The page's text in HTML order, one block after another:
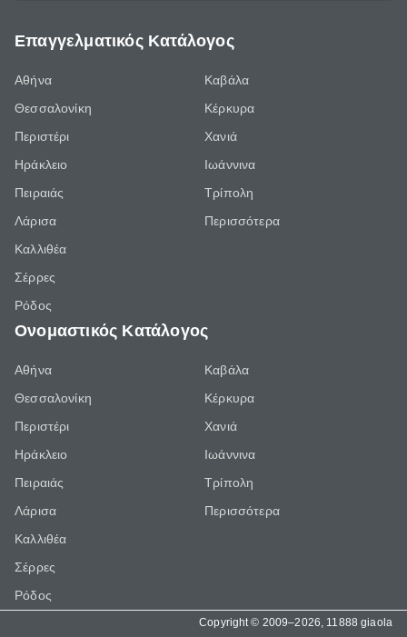
Επαγγελματικός Κατάλογος
Αθήνα
Θεσσαλονίκη
Περιστέρι
Ηράκλειο
Πειραιάς
Λάρισα
Καλλιθέα
Σέρρες
Ρόδος
Καβάλα
Κέρκυρα
Χανιά
Ιωάννινα
Τρίπολη
Περισσότερα
Ονομαστικός Κατάλογος
Αθήνα
Θεσσαλονίκη
Περιστέρι
Ηράκλειο
Πειραιάς
Λάρισα
Καλλιθέα
Σέρρες
Ρόδος
Καβάλα
Κέρκυρα
Χανιά
Ιωάννινα
Τρίπολη
Περισσότερα
Copyright © 2009–2026, 11888 giaola